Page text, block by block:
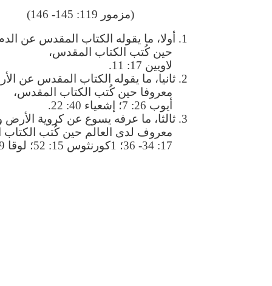
(مزمور 119: 145- 146)
1. أولا، ما يقوله الكتاب المقدس عن
حين كُتب الكتاب المقدس،
لاويين 17: 11.
2. ثانيا، ما يقوله الكتاب المقدس عن
معروفا حين كُتب الكتاب المقدس،
أيوب 26: 7؛ إشعياء 40: 22.
3. ثالثا، ما عرفه يسوع عن كروية الأرض
معروف لدى العالم حين كُتب الكتاب
17: 34- 36؛ 1كورنثوس 15: 52؛ لوقا 9: 26.